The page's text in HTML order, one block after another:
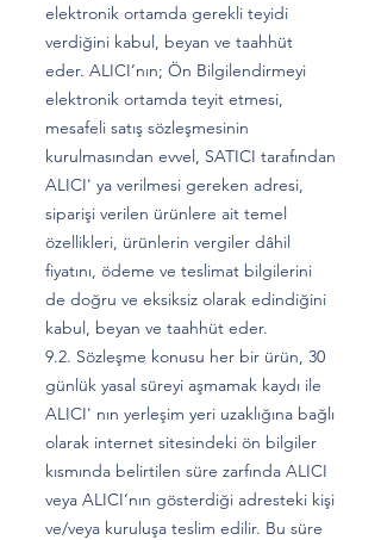
elektronik ortamda gerekli teyidi
verdiğini kabul, beyan ve taahhüt
eder. ALICI’nın; Ön Bilgilendirmeyi
elektronik ortamda teyit etmesi,
mesafeli satış sözleşmesinin
kurulmasından evvel, SATICI tarafından
ALICI' ya verilmesi gereken adresi,
siparişi verilen ürünlere ait temel
özellikleri, ürünlerin vergiler dâhil
fiyatını, ödeme ve teslimat bilgilerini
de doğru ve eksiksiz olarak edindiğini
kabul, beyan ve taahhüt eder.
9.2. Sözleşme konusu her bir ürün, 30
günlük yasal süreyi aşmamak kaydı ile
ALICI' nın yerleşim yeri uzaklığına bağlı
olarak internet sitesindeki ön bilgiler
kısmında belirtilen süre zarfında ALICI
veya ALICI’nın gösterdiği adresteki kişi
ve/veya kuruluşa teslim edilir. Bu süre